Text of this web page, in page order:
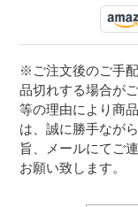
※ご注文後のご手
品切れする場合が
等の理由により商
は、誠に勝手なが
旨、メールにてご
お願い致します。